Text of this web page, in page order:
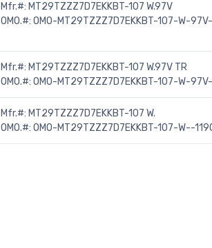
Mfr.#: MT29TZZZ7D7EKKBT-107 W.97V
OMO.#: OMO-MT29TZZZ7D7EKKBT-107-W-97V-
Mfr.#: MT29TZZZ7D7EKKBT-107 W.97V TR
OMO.#: OMO-MT29TZZZ7D7EKKBT-107-W-97V-
Mfr.#: MT29TZZZ7D7EKKBT-107 W.
OMO.#: OMO-MT29TZZZ7D7EKKBT-107-W--